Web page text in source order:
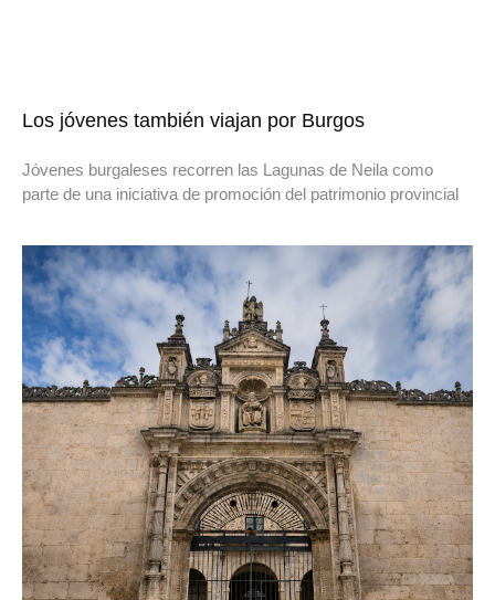
Los jóvenes también viajan por Burgos
Jóvenes burgaleses recorren las Lagunas de Neila como
parte de una iniciativa de promoción del patrimonio provincial